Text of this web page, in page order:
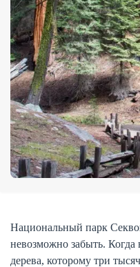
Национальный парк
невозможно забыть.
дерева, которому три